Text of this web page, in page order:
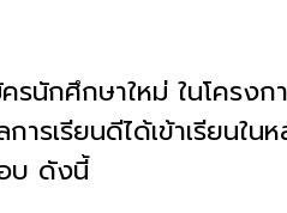
รนักศึกษาใหม่ ในโคร
ารเรียนดีได้เข้าเรียน
บ ดังนี้